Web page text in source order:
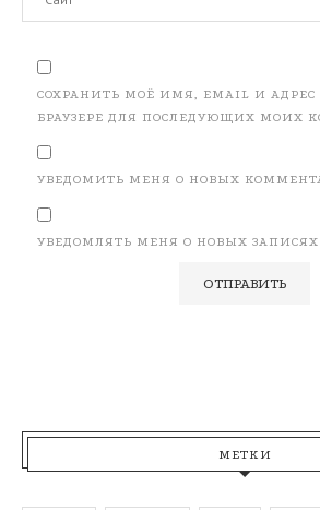
СОХРАНИТЬ МОЁ ИМЯ, EMAIL И АДРЕС
БРАУЗЕРЕ ДЛЯ ПОСЛЕДУЮЩИХ МОИХ
УВЕДОМИТЬ МЕНЯ О НОВЫХ
УВЕДОМЛЯТЬ МЕНЯ О НОВЫХ
МЕТКИ